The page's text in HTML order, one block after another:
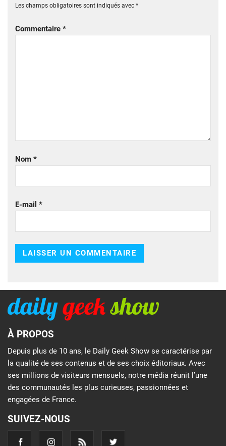
Les champs obligatoires sont indiqués avec *
Commentaire *
Nom *
E-mail *
À PROPOS
Depuis plus de 10 ans, le Daily Geek Show se caractérise par
la qualité de ses contenus et de ses choix éditoriaux. Avec
ses millions de visiteurs mensuels, notre média réunit l’une
des communautés les plus curieuses, passionnées et
engagées de France.
SUIVEZ-NOUS